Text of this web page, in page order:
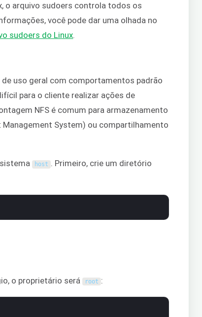
o arquivo sudoers controla todos os
você pode dar uma olhada no
sudoers do Linux.
uso geral com comportamentos padrão
para o cliente realizar ações de
NFS é comum para armazenamento
Management System) ou compartilhamento
sistema host . Primeiro, crie um diretório
o proprietário será root :